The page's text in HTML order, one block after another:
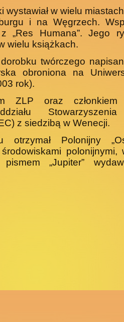
wystawiał w wielu
i na Węgrzech.
„Res Humana”. Jego
wielu książ­kach.
twórczego
obroniona na
rok).
ZLP oraz członkiem
z siedzibą w Wenecji.
Polonijny
środowiskami
pismem „Jupiter”